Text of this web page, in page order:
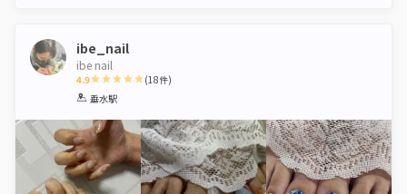
ibe_nail
ibe nail
4.9
1 2 3
(18件)
垂水駅